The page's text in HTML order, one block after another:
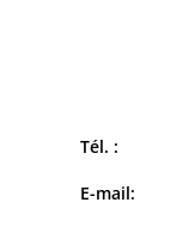
Tél. :
E-mail: